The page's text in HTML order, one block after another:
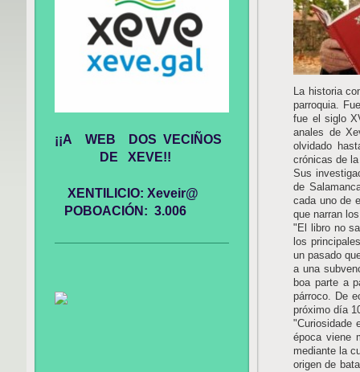
La historia
parroquia.
fue el siglo
anales de
olvidado
crónicas de
Sus
de
cada uno de
que narran
"El libro no
los
un pasado
a una
boa parte a
párroco. De
próximo día
"Curiosidade
época viene
mediante la
origen de
¡¡A WEB DOS VECIÑOS
DE XEVE!!
XENTILICIO: Xeveir@
POBOACIÓN: 3.006